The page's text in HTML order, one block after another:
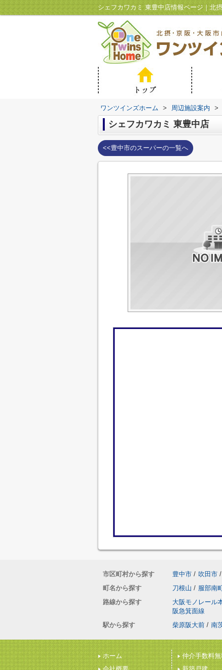
ワンツインズホーム > 周辺施設案内 >
シェフカワカミ 東豊中店
<<豊中市のスーパーの一覧へ
市区町村から探す 豊中市 / 吹田市 /
町名から探す
刀根山 / 服部南
路線から探す
大阪モノレール
阪急箕面線
駅から探す
柴原阪大前 / 南
ホーム
仲介手数料